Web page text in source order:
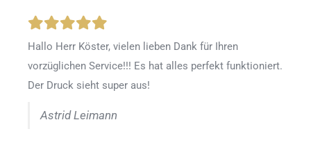
Hallo Herr Köster, vielen lieben Dank für Ihren
vorzüglichen Service!!! Es hat alles perfekt funktioniert.
Der Druck sieht super aus!
Astrid Leimann